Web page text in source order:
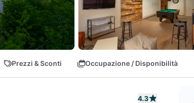
Prezzi & Sconti Occupazione / Disponibilità
4.3